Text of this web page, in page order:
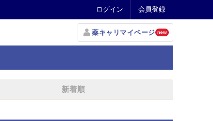
ログイン 会員登録
薬キャリマイページ new
新着順